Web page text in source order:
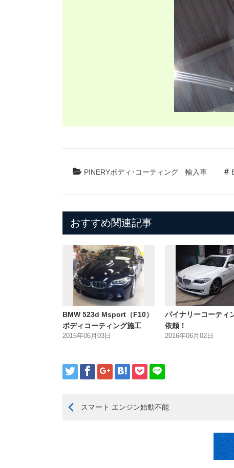
PINERYボディ･コーティング 輸入車
おすすめ関連記事
BMW 523d Msport（F10）
ボディコーティング施工
2016年06月03日
パイナリーコーティ
依頼！
2016年06月02日
スマート エンジン始動不能